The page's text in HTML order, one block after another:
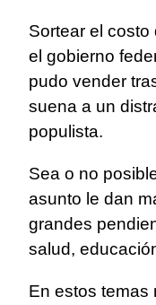
Sortear el
el gobierno
pudo vender
suena a un
populista.
Sea o no
asunto le dan
grandes
salud,
En estos temas